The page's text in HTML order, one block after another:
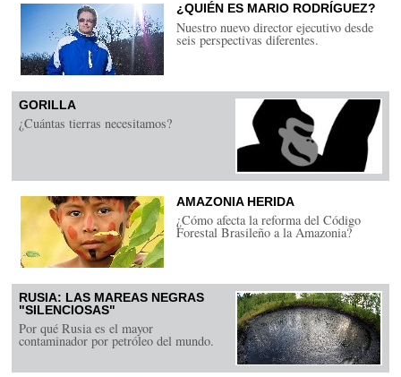
¿QUIÉN ES MARIO RODRÍGUEZ?
Nuestro nuevo director ejecutivo desde
seis perspectivas diferentes.
GORILLA
¿Cuántas tierras necesitamos?
AMAZONIA HERIDA
¿Cómo afecta la reforma del Código
Forestal Brasileño a la Amazonia?
RUSIA: LAS MAREAS NEGRAS
"SILENCIOSAS"
Por qué Rusia es el mayor
contaminador por petróleo del mundo.